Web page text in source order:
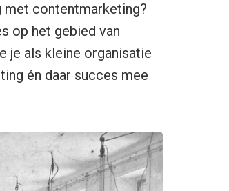
met contentmarketing?
op het gebied van
je als kleine organisatie
én daar succes mee